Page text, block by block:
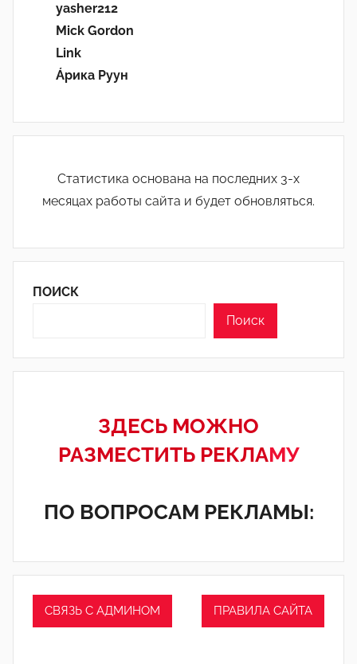
yasher212
Mick Gordon
Link
Áрика Руун
Статистика основана на последних 3-х
месяцах работы сайта и будет обновляться.
ПОИСК
Поиск
ЗДЕСЬ МОЖНО
РАЗМЕСТИТЬ РЕКЛАМУ
ПО ВОПРОСАМ РЕКЛАМЫ:
СВЯЗЬ С АДМИНОМ ПРАВИЛА САЙТА